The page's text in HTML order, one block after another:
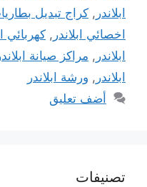
ابلاندر , كراج تبديل
اخصائي ابلاندر , كهربائي
ابلاندر , مراكز صيانة ابلاندر
ابلاندر , ورشة ابلاندر
أضف تعليق
تصنيفات